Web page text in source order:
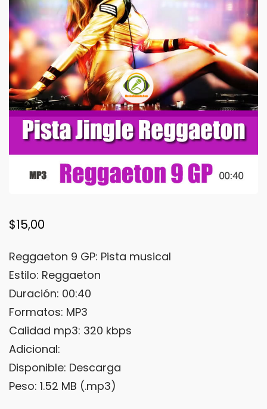
$15,00
Reggaeton 9 GP: Pista musical
Estilo: Reggaeton
Duración: 00:40
Formatos: MP3
Calidad mp3: 320 kbps
Adicional:
Disponible: Descarga
Peso: 1.52 MB (.mp3)